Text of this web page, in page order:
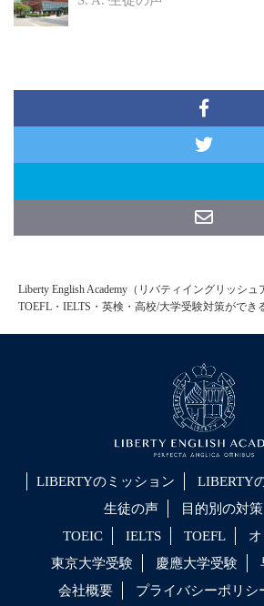
Liberty English Academy（リバティイングリッシュ
TOEFL・IELTS・英検・高校/大学受験対策ができ
LIBERTYのミッション LIBERTY
生徒の声
目的別の対
TOEIC
IELTS TOEFL
東京大学受験
慶應大学受験
会社概要
プライバシーポリシ